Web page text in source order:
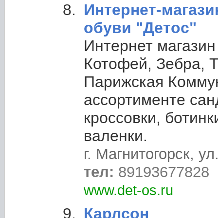
Интернет-
обуви "Детос"
Интернет
Котофей, Зебра,
Парижская
ассортименте
кроссовки,
валенки.
г. Магнитогорск,
тел: 89193677828
www.det-os.ru
Карлсон